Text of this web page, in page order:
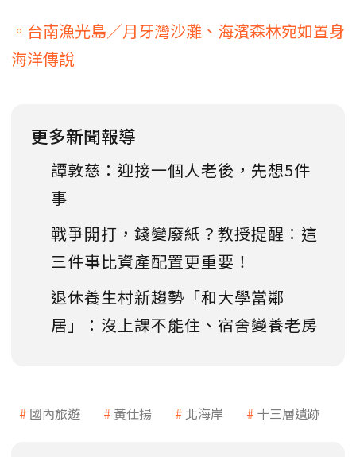
。台南漁光島／月牙灣沙灘、海濱森林宛如置身
海洋傳說
更多新聞報導
譚敦慈：迎接一個人老後，先想5件
事
戰爭開打，錢變廢紙？教授提醒：這
三件事比資產配置更重要！
退休養生村新趨勢「和大學當鄰
居」：沒上課不能住、宿舍變養老房
國內旅遊 黃仕揚 北海岸 十三層遺跡